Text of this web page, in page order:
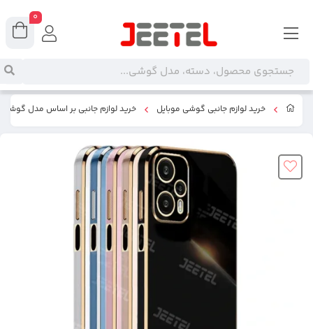
خرید لوازم جانبی گوشی موبایل خرید لوازم جانبی بر اساس مدل گوشی
0